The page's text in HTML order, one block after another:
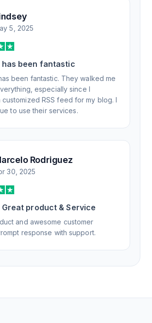
5, 2025
has been fantastic
been fantastic. They walked me
especially since I
RSS feed for my blog. I
to use their services.
Rodriguez
30, 2025
Great product & Service
and awesome customer
response with support.